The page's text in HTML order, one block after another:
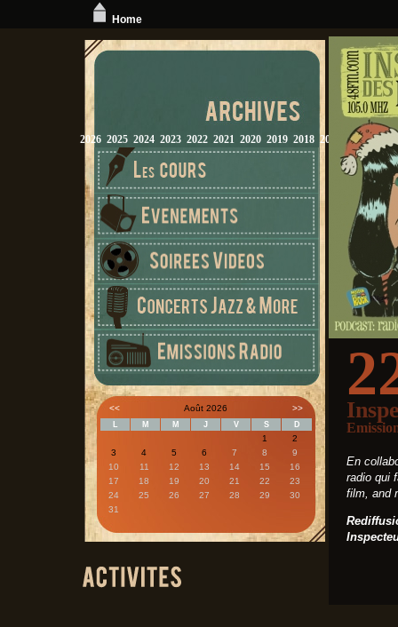
2026 2025 2024 2023 2022 2021 2020 2019 2018 2017 2016 2015
<< Août 2026 >>
L M M J V S D
1
2
3
4 5 6 7 8
9
10
11 12 13 14 15
16
17
18 19 20 21 22
23
24
25 26 27 28 29
30
31
En
radio qui
film, and
Home